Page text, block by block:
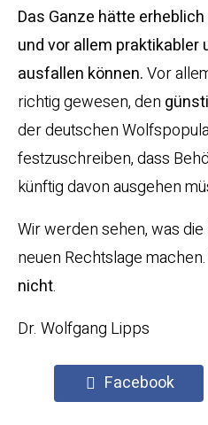
Das Ganze hätte
und vor allem
ausfallen können.Vor
richtig gewesen, den
der deutschen
festzuschreiben, dass
künftig davon ausgehen
Wir werden sehen, was
neuen Rechtslage machen.
nicht.
Dr. Wolfgang Lipps
Facebook